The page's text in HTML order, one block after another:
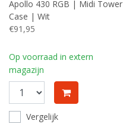
Apollo 430 RGB | Midi Tower
Case | Wit
€91,95
Op voorraad in extern
magazijn
Vergelijk